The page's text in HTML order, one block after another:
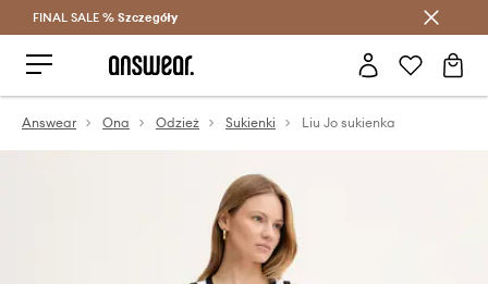
Oszczędzaj z Answear Club >
FINAL SALE % Szczegóły
Answear Ona Odzież Sukienki Liu Jo sukienka